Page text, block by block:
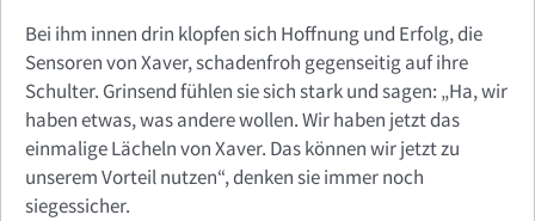
Bei ihm innen drin klopfen sich Hoffnung und Erfolg, die
Sensoren von Xaver, schadenfroh gegenseitig auf ihre
Schulter. Grinsend fühlen sie sich stark und sagen: „Ha, wir
haben etwas, was andere wollen. Wir haben jetzt das
einmalige Lächeln von Xaver. Das können wir jetzt zu
unserem Vorteil nutzen“, denken sie immer noch
siegessicher.